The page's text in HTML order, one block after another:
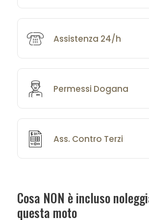
Assistenza 24/h
Permessi Dogana
Ass. Contro Terzi
Cosa NON è incluso
questa moto